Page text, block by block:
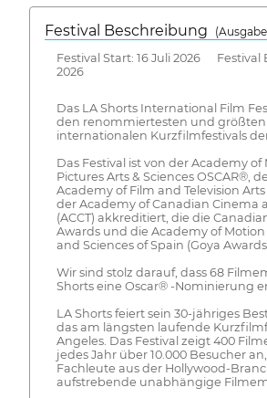
Festival Beschreibung
Festival Start: 16 Juli 2026 Festival
2026
Das LA Shorts International Film
den renommiertesten und größten
internationalen Kurzfilmfestivals
Das Festival ist von der Academy of
Pictures Arts & Sciences OSCAR®,
Academy of Film and Television Arts
der Academy of Canadian Cinema
(ACCT) akkreditiert, die die
Awards und die Academy of
and Sciences of Spain (Goya
Wir sind stolz darauf, dass 68
Shorts eine Oscar® -Nominierung
LA Shorts feiert sein 30-jähriges
das am längsten laufende
Angeles. Das Festival zeigt 400
jedes Jahr über 10.000 Besucher
Fachleute aus der Hollywood-
aufstrebende unabhängige